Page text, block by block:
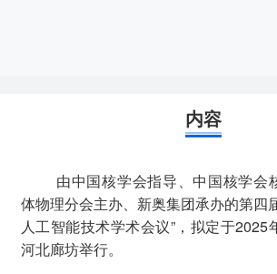
内容
由中国核学会指导、中国核学会
体物理分会主办、新奥集团承办的第四
人工智能技术学术会议”，拟定于2025
河北廊坊举行。